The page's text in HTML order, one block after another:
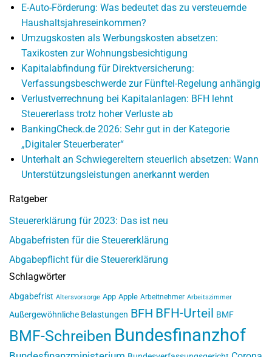
E-Auto-Förderung: Was bedeutet das zu versteuernde
Haushaltsjahreseinkommen?
Umzugskosten als Werbungskosten absetzen:
Taxikosten zur Wohnungsbesichtigung
Kapitalabfindung für Direktversicherung:
Verfassungsbeschwerde zur Fünftel-Regelung anhängig
Verlustverrechnung bei Kapitalanlagen: BFH lehnt
Steuererlass trotz hoher Verluste ab
BankingCheck.de 2026: Sehr gut in der Kategorie
„Digitaler Steuerberater“
Unterhalt an Schwiegereltern steuerlich absetzen: Wann
Unterstützungsleistungen anerkannt werden
Ratgeber
Steuererklärung für 2023: Das ist neu
Abgabefristen für die Steuererklärung
Abgabepflicht für die Steuererklärung
Schlagwörter
Abgabefrist Altersvorsorge App Apple Arbeitnehmer Arbeitszimmer
Außergewöhnliche Belastungen BFH BFH-Urteil BMF
BMF-Schreiben Bundesfinanzhof